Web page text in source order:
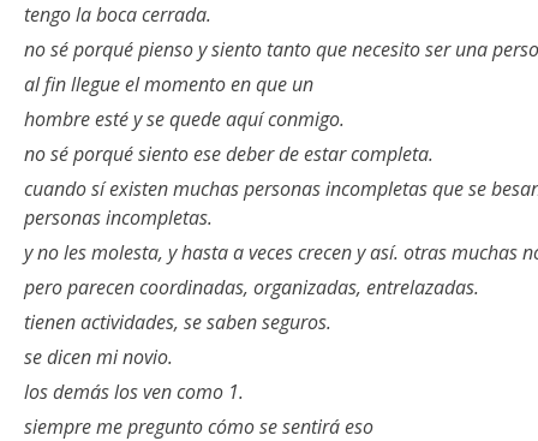
tengo la boca cerrada.
no sé porqué pienso y siento tanto que necesito ser una
al fin llegue el momento en que un
hombre esté y se quede aquí conmigo.
no sé porqué siento ese deber de estar completa.
cuando sí existen muchas personas incompletas que se
personas incompletas.
y no les molesta, y hasta a veces crecen y así. otras muchas
pero parecen coordinadas, organizadas, entrelazadas.
tienen actividades, se saben seguros.
se dicen mi novio.
los demás los ven como 1.
siempre me pregunto cómo se sentirá eso